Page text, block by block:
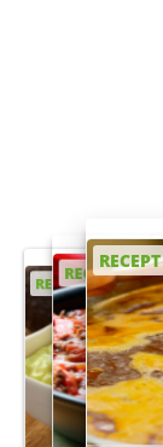
RECEPT
RECEPT
RECEPT